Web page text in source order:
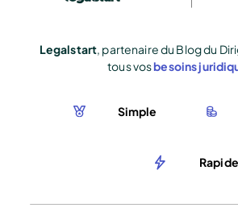
Legalstart, partenaire du Blog du
tous vosbesoins
Simple
Rapide